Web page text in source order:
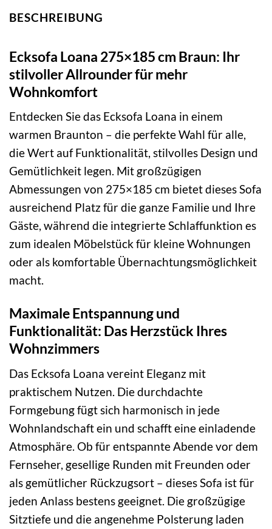
BESCHREIBUNG
Ecksofa Loana 275×185 cm Braun: Ihr
stilvoller Allrounder für mehr
Wohnkomfort
Entdecken Sie das Ecksofa Loana in einem
warmen Braunton – die perfekte Wahl für alle,
die Wert auf Funktionalität, stilvolles Design und
Gemütlichkeit legen. Mit großzügigen
Abmessungen von 275×185 cm bietet dieses Sofa
ausreichend Platz für die ganze Familie und Ihre
Gäste, während die integrierte Schlaffunktion es
zum idealen Möbelstück für kleine Wohnungen
oder als komfortable Übernachtungsmöglichkeit
macht.
Maximale Entspannung und
Funktionalität: Das Herzstück Ihres
Wohnzimmers
Das Ecksofa Loana vereint Eleganz mit
praktischem Nutzen. Die durchdachte
Formgebung fügt sich harmonisch in jede
Wohnlandschaft ein und schafft eine einladende
Atmosphäre. Ob für entspannte Abende vor dem
Fernseher, gesellige Runden mit Freunden oder
als gemütlicher Rückzugsort – dieses Sofa ist für
jeden Anlass bestens geeignet. Die großzügige
Sitztiefe und die angenehme Polsterung laden